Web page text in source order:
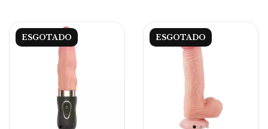
ESGOTADO ESGOTADO